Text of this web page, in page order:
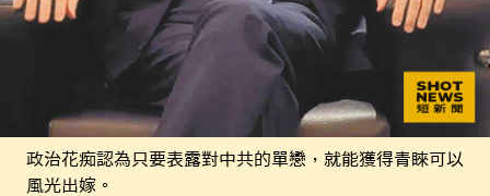
政治花痴認為只要表露對中共的單戀，就能獲得青睞可以
風光出嫁。